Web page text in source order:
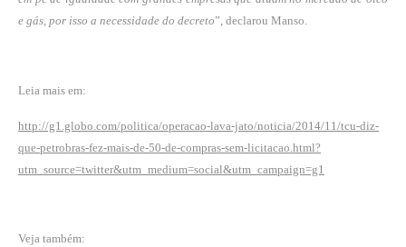
e gás, por isso a necessidade do decreto”, declarou Manso.
Leia mais em:
http://g1.globo.com/politica/operacao-lava-jato/noticia/2014/11/tcu-diz-
que-petrobras-fez-mais-de-50-de-compras-sem-licitacao.html?
utm_source=twitter&utm_medium=social&utm_campaign=g1
Veja também: